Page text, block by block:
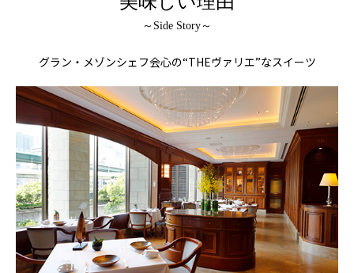
～Side Story～
グラン・メゾンシェフ会心の“THEヴァリエ”なスイーツ